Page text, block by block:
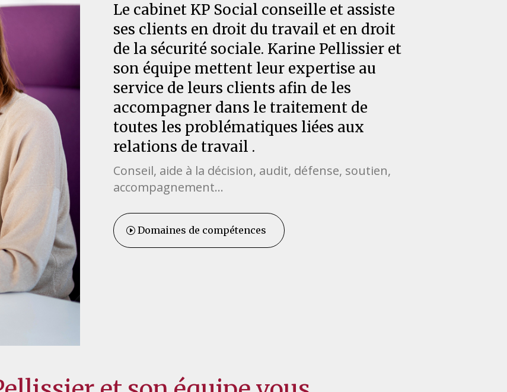
Le cabinet KP Social conseille et assiste
ses clients en droit du travail et en droit
de la sécurité sociale. Karine Pellissier et
son équipe mettent leur expertise au
service de leurs clients afin de les
accompagner dans le traitement de
toutes les problématiques liées aux
relations de travail .
Conseil, aide à la décision, audit, défense, soutien,
accompagnement…
Domaines de compétences